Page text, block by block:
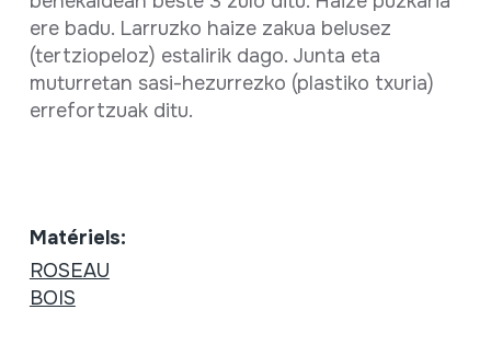
ere badu. Larruzko haize zakua belusez
(tertziopeloz) estalirik dago. Junta eta
muturretan sasi-hezurrezko (plastiko txuria)
errefortzuak ditu.
Matériels:
ROSEAU
BOIS